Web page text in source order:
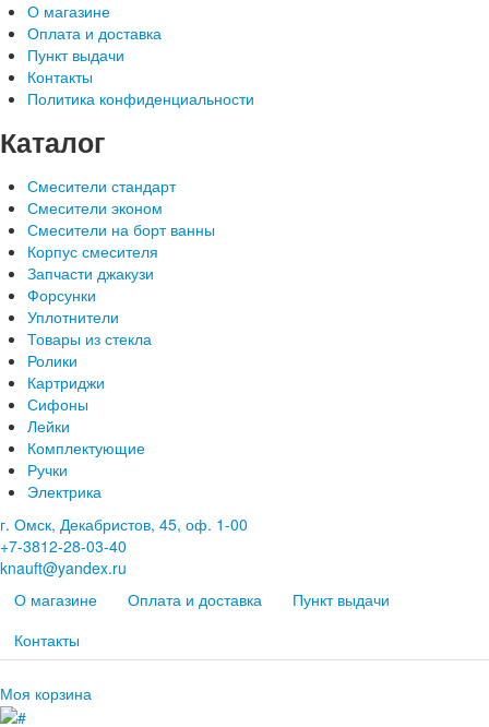
О магазине
Оплата и доставка
Пункт выдачи
Контакты
Политика конфиденциальности
Каталог
Смесители стандарт
Смесители эконом
Смесители на борт ванны
Корпус смесителя
Запчасти джакузи
Форсунки
Уплотнители
Товары из стекла
Ролики
Картриджи
Сифоны
Лейки
Комплектующие
Ручки
Электрика
г. Омск, Декабристов, 45, оф. 1-00
+7-3812-28-03-40
knauft@yandex.ru
О магазине
Оплата и доставка
Пункт выдачи
Контакты
Моя корзина